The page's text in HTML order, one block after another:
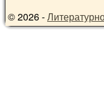
© 2026 -